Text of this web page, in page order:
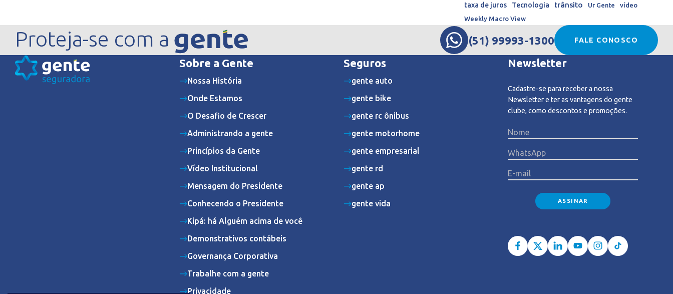
taxa de juros
Tecnologia trânsito Ur Gente
vídeo
Weekly Macro View
Proteja-se com a (51) 99993-1300 FALE CONOSCO
Sobre a Gente
Nossa História
Onde Estamos
O Desafio de Crescer
Administrando a gente
Princípios da Gente
Vídeo Institucional
Mensagem do Presidente
Conhecendo o Presidente
Kipá: há Alguém acima de você
Demonstrativos contábeis
Governança Corporativa
Trabalhe com a gente
Privacidade
Seguros
gente auto
gente bike
gente rc ônibus
gente motorhome
gente empresarial
gente rd
gente ap
gente vida
Newsletter
Cadastre-se para receber a nossa
Newsletter e ter as vantagens do gente
clube, como descontos e promoções.